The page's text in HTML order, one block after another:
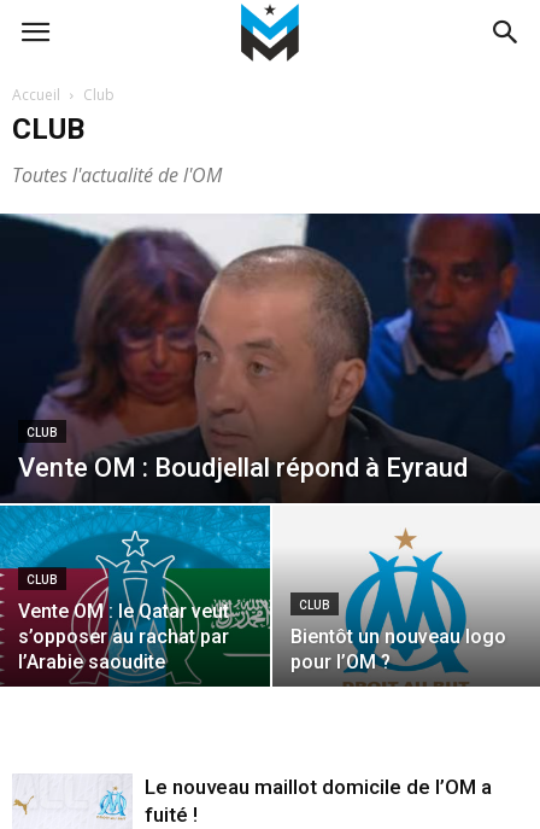
Accueil Club
CLUB
Toutes l'actualité de l'OM
CLUB
Vente OM : Boudjellal répond à Eyraud
CLUB
Vente OM : le Qatar veut
s’opposer au rachat par
l’Arabie saoudite
CLUB
Bientôt un nouveau logo
pour l’OM ?
Le nouveau maillot domicile de l’OM a
fuité !